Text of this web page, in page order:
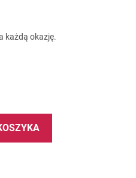
każdą okazję.